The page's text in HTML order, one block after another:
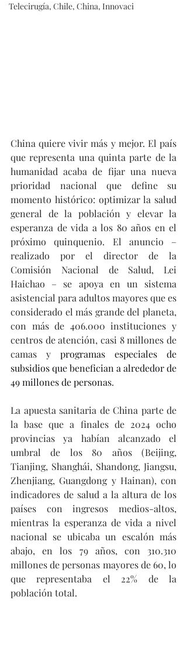
Telecirugía, Chile, China, Innovaci
China quiere vivir más y mejor. El país
que representa una quinta parte de la
humanidad acaba de fijar una nueva
prioridad nacional que define su
momento histórico: optimizar la salud
general de la población y elevar la
esperanza de vida a los 80 años en el
próximo quinquenio. El anuncio –
realizado por el director de la
Comisión Nacional de Salud, Lei
Haichao – se apoya en un sistema
asistencial para adultos mayores que es
considerado el más grande del planeta,
con más de 406.000 instituciones y
centros de atención, casi 8 millones de
camas y programas especiales de
subsidios que benefician a alrededor de
49 millones de personas.
La apuesta sanitaria de China parte de
la base que a finales de 2024 ocho
provincias ya habían alcanzado el
umbral de los 80 años (Beijing,
Tianjing, Shanghái, Shandong, Jiangsu,
Zhenjiang, Guangdong y Hainan), con
indicadores de salud a la altura de los
países con ingresos medios-altos,
mientras la esperanza de vida a nivel
nacional se ubicaba un escalón más
abajo, en los 79 años, con 310.310
millones de personas mayores de 60, lo
que representaba el 22% de la
población total.